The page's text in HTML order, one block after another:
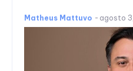
Matheus Mattuvo - agosto